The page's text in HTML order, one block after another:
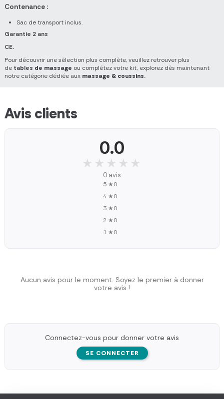
Contenance :
Sac de transport inclus.
Garantie 2 ans
CE.
Pour découvrir une sélection plus complète, veuillez retrouver plus
de tables de massage ou complétez votre kit, explorez dès maintenant
notre catégorie dédiée aux massage & coussins.
Avis clients
0.0
★★★★★
★★★★★
0 avis
5 ★0
4 ★0
3 ★0
2 ★0
1 ★0
Aucun avis pour le moment. Soyez le premier à donner
votre avis !
Connectez-vous pour donner votre avis
SE CONNECTER